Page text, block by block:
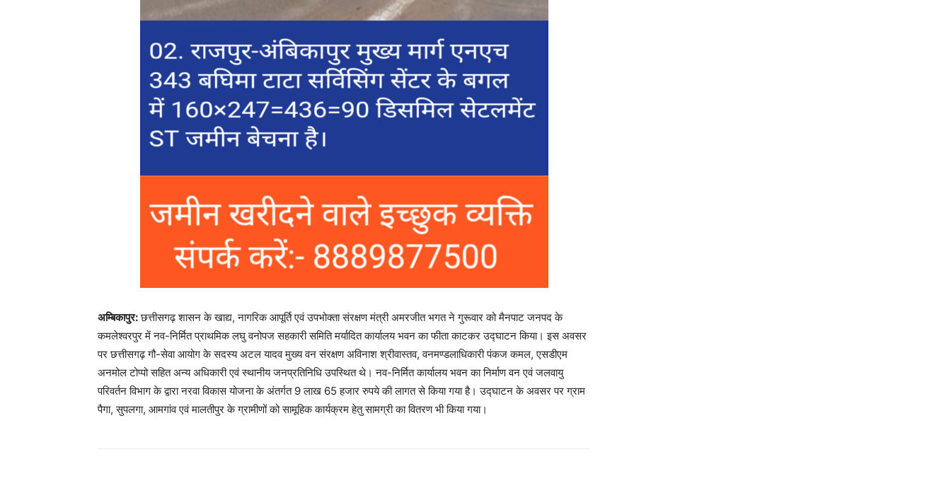
अम्बिकापुर:छत्तीसगढ़ शासन के खाद्य, नागरिक आपूर्ति एवं उपभोक्ता संरक्षण मंत्री अमरजीत भगत ने गुरूवार को मैनपाट जनपद के
कमलेश्वरपुर में नव-निर्मित प्राथमिक लघु वनोपज सहकारी समिति मर्यादित कार्यालय भवन का फीता काटकर उद्घाटन किया। इस अवसर
पर छत्तीसगढ़ गौ-सेवा आयोग के सदस्य अटल यादव मुख्य वन संरक्षण अविनाश श्रीवास्तव, वनमण्डलाधिकारी पंकज कमल, एसडीएम
अनमोल टोप्पो सहित अन्य अधिकारी एवं स्थानीय जनप्रतिनिधि उपस्थित थे। नव-निर्मित कार्यालय भवन का निर्माण वन एवं जलवायु
परिवर्तन विभाग के द्वारा नरवा विकास योजना के अंतर्गत 9 लाख 65 हजार रुपये की लागत से किया गया है। उद्घाटन के अवसर पर ग्राम
पैगा, सुपलगा, आमगांव एवं मालतीपुर के ग्रामीणों को सामूहिक कार्यक्रम हेतु सामग्री का वितरण भी किया गया।